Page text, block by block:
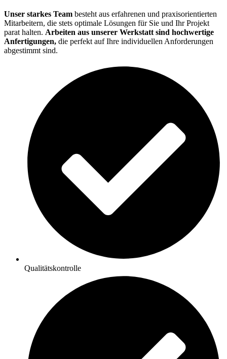
Unser starkes Team besteht aus erfahrenen und praxisorientierten
Mitarbeitern, die stets optimale Lösungen für Sie und Ihr Projekt
parat halten. Arbeiten aus unserer Werkstatt sind hochwertige
Anfertigungen, die perfekt auf Ihre individuellen Anforderungen
abgestimmt sind.
Qualitätskontrolle